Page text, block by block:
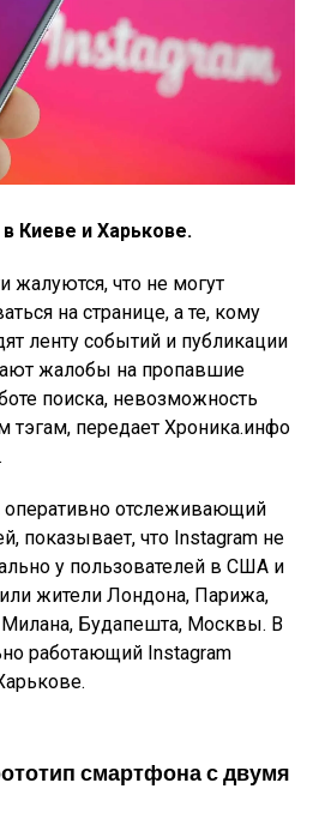
Киеве и Харькове.
жалуются, что не могут
на странице, а те, кому
ленту событий и публикации
жалобы на пропавшие
поиска, невозможность
тэгам, передает Хроника.инфо
оперативно отслеживающий
показывает, что Instagram не
у пользователей в США и
жители Лондона, Парижа,
Будапешта, Москвы. В
работающий Instagram
смартфона с двумя